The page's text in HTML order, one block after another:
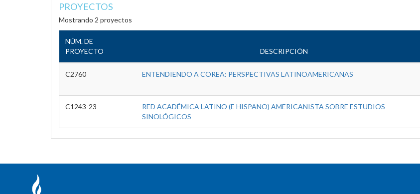
PROYECTOS
Mostrando 2 proyectos
NÚM. DE
PROYECTO
DESCRIPCIÓN
C2760 ENTENDIENDO A COREA: PERSPECTIVAS LATINOAMERICANAS
C1243-23
RED ACADÉMICA LATINO (E HISPANO) AMERICANISTA SOBRE ESTUDIOS
SINOLÓGICOS